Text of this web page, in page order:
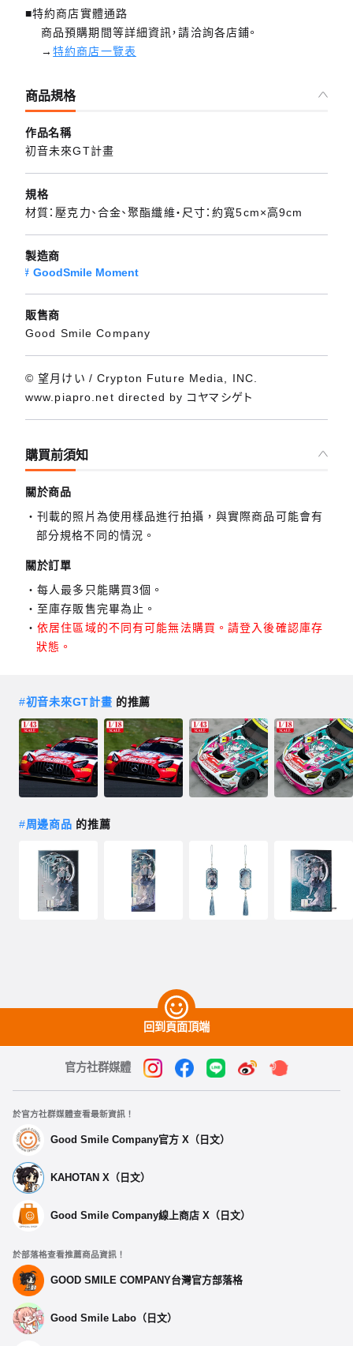
選擇類型
初音未來 賽車Ver. 2025 鑰匙圈 A
2026年04月發售・每人限購3個
初音未來 賽車Ver. 2025 鑰匙圈 B
■特約商店實體通路
商品預購期間等詳細資訊，請洽詢各店鋪。
→特約商店一覽表
商品規格
作品名稱
初音未來GT計畫
規格
材質：壓克力、合金、聚酯纖維・尺寸：約寬5cm×高9cm
製造商
GoodSmile Moment
販售商
Good Smile Company
© 望月けい / Crypton Future Media, INC.
www.piapro.net directed by コヤマシゲト
購買前須知
關於商品
刊載的照片為使用樣品進行拍攝，與實際商品可能會有
部分規格不同的情況。
關於訂單
每人最多只能購買3個。
至庫存販售完畢為止。
依居住區域的不同有可能無法購買。請登入後確認庫存
狀態。
#初音未來GT計畫 的推薦
#周邊商品 的推薦
回到頁面頂端
官方社群媒體
於官方社群媒體查看最新資訊！
Good Smile Company官方 X（日文）
KAHOTAN X（日文）
Good Smile Company線上商店 X（日文）
於部落格查看推薦商品資訊！
GOOD SMILE COMPANY台灣官方部落格
Good Smile Labo（日文）